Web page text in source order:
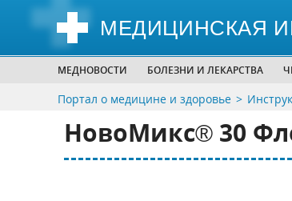
МЕДИЦИНСКАЯ
МЕДНОВОСТИ БОЛЕЗНИ И ЛЕКАРСТВА
Портал о медицине и здоровье
НовоМикс® 30